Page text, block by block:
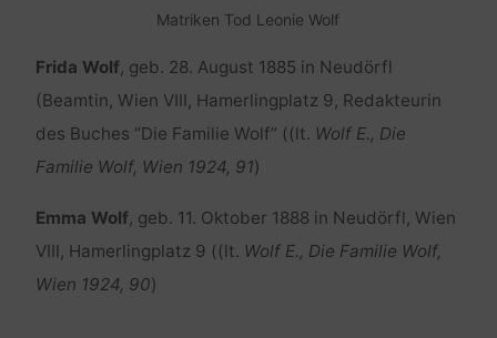
Matriken Tod Leonie Wolf
Frida Wolf, geb. 28. August 1885 in Neudörfl
(Beamtin, Wien VIII, Hamerlingplatz 9, Redakteurin
des Buches “Die Familie Wolf” ((lt. Wolf E., Die
Familie Wolf, Wien 1924, 91)
Emma Wolf, geb. 11. Oktober 1888 in Neudörfl, Wien
VIII, Hamerlingplatz 9 ((lt. Wolf E., Die Familie Wolf,
Wien 1924, 90)